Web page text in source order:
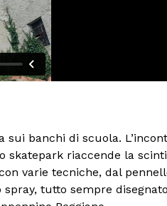
sui banchi di scuola.
riaccende la
varie tecniche, dal
tutto sempre